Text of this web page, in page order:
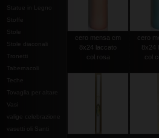
Statue in Legno
Stoffe
Stole
Stole diaconali
Tabernacoli
valige celebrazione
cero mensa cm
8x24 laccato
col.rosa
cero
8x24